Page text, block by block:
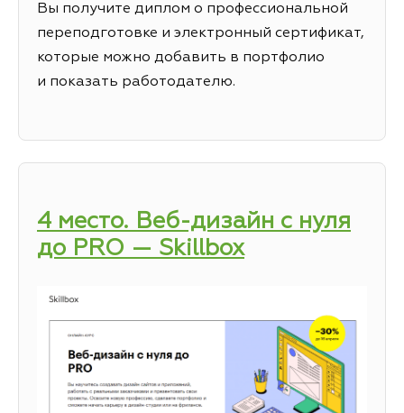
Вы получите диплом о профессиональной
переподготовке и электронный сертификат,
которые можно добавить в портфолио
и показать работодателю.
4 место. Веб-дизайн с нуля
до PRO — Skillbox